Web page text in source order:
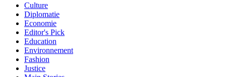
Culture
Diplomatie
Economie
Editor's Pick
Education
Environnement
Fashion
Justice